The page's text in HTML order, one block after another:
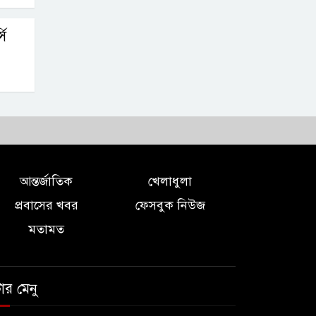
আন্তর্জাতিক
খেলাধুলা
প্রবাসের খবর
ফেসবুক নিউজ
মতামত
মেনু